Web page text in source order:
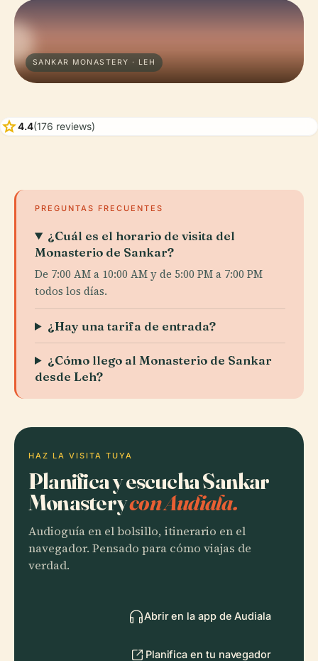
SANKAR MONASTERY · LEH
star4.4(176 reviews)
PREGUNTAS FRECUENTES
¿Cuál es el horario de visita del
Monasterio de Sankar?
De 7:00 AM a 10:00 AM y de 5:00 PM a 7:00 PM
todos los días.
¿Hay una tarifa de entrada?
¿Cómo llego al Monasterio de Sankar
desde Leh?
HAZ LA VISITA TUYA
Planifica y escucha Sankar
Monasterycon Audiala.
Audioguía en el bolsillo, itinerario en el
navegador. Pensado para cómo viajas de
verdad.
Abrir en la app de Audiala
Planifica en tu navegador